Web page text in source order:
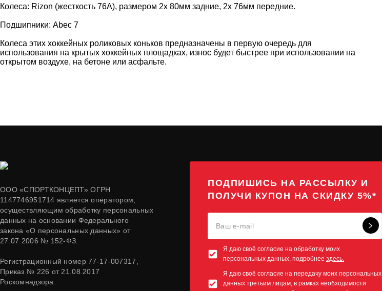
Колеса: Rizon (жесткость 76A), размером 2x 80мм задние, 2x 76мм передние.
Подшипники: Abec 7
Колеса этих хоккейных роликовых коньков предназначены в первую очередь для
использования на крытых хоккейных площадках, износ будет быстрее при использовании на
открытом воздухе, на бетоне или асфальте.
ООО «СПОРТКОНЦЕПТ» ОГРН
1147746951714 является оператором,
осуществляющим обработку персональных
данных на основании Федерального
закона «О персональных данных» от
27.07.2006 № 152-ФЗ.
Регистрационный номер 77-17-007317,
Приказ № 226 от 21.08.2017
Роскомнадзора.
ПОДПИШИСЬ НА РАССЫЛКУ И
ПОЛУЧИ КУПОН НА СКИДКУ 5%*
Я даю своё согласие на обработку моих
персональных данных, подробнее здесь.
Я даю своё согласие на передачу моих персональных
данных третьим лицам, в рамках необходимости